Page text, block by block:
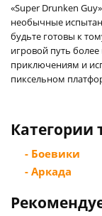
«Super Drunken
необычные
будьте готовы к
игровой путь
приключениям и
пиксельном
Категории
- Боевики
- Аркада